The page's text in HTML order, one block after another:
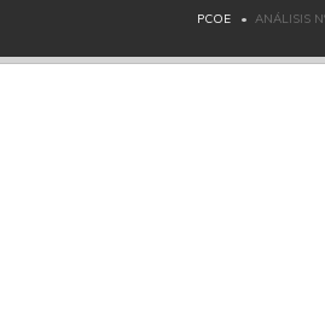
PCOE ANÁLISIS